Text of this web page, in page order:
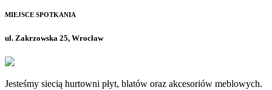
MIEJSCE SPOTKANIA
ul. Zakrzowska 25, Wrocław
Jesteśmy siecią hurtowni płyt, blatów oraz akcesoriów meblowych.